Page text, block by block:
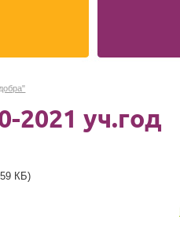
2021 уч.год
КБ)